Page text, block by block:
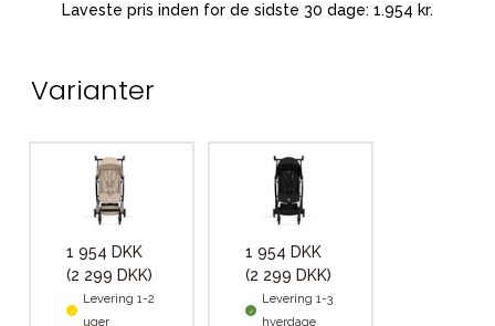
Laveste pris inden for de sidste 30 dage: 1.954 kr.
Varianter
1 954 DKK
(2 299 DKK)
Levering 1-2
uger
1 954 DKK
(2 299 DKK)
Levering 1-3
hverdage